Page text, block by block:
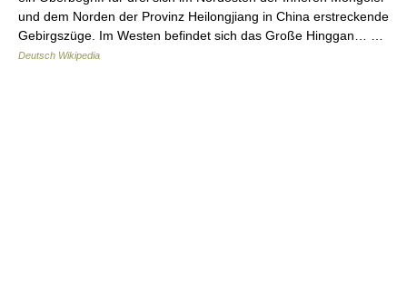
und dem Norden der Provinz Heilongjiang in China erstreckende
Gebirgszüge. Im Westen befindet sich das Große Hinggan… …
Deutsch Wikipedia